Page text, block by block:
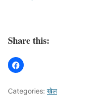
Share this:
Categories: खेल